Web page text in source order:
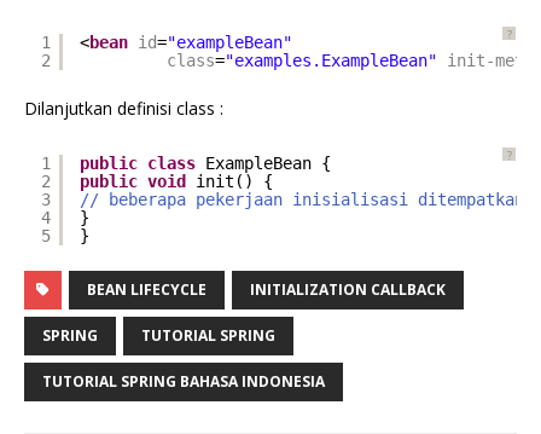
?
1
2
<bean id="exampleBean"
class="examples.ExampleBean" init-
Dilanjutkan definisi class :
?
1
2
3
4
5
public class ExampleBean {
public void
init() {
// beberapa pekerjaan inisialisasi ditempatkan
}
}
BEAN LIFECYCLE INITIALIZATION CALLBACK
SPRING TUTORIAL SPRING
TUTORIAL SPRING BAHASA INDONESIA